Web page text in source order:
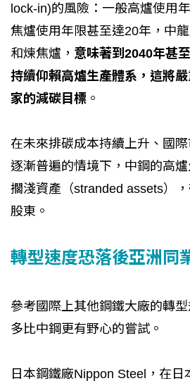
lock-in)的風險：一般高爐使用
焦爐使用年限甚至達20年，中
和煉焦爐， 意味著到2040年甚
持續仰賴高爐生產體系，這將
家的減碳目標 。
在未來排碳成本持續上升、國
逐漸普遍的情境下，中鋼的高
擱淺資產（stranded assets）
股東。
轉型速度恐落後亞洲同
參考國際上其他鋼鐵大廠的轉
多比中鋼更有野心的嘗試。
日本鋼鐵廠Nippon Steel，在日